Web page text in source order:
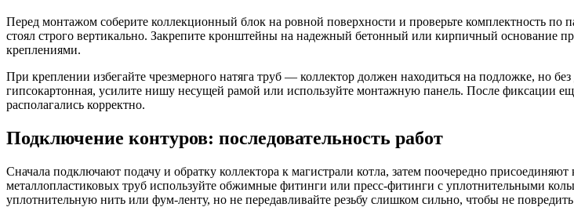
Перед монтажом соберите коллекционный блок на ровной поверхности и проверьте комплектность по
стоял строго вертикально. Закрепите кронштейны на надежный бетонный или кирпичный
креплениями.
При креплении избегайте чрезмерного натяга труб — коллектор должен находиться на подложке, но
гипсокартонная, усилите нишу несущей рамой или используйте монтажную панель. После фиксации
располагались корректно.
Подключение контуров: последовательность работ
Сначала подключают подачу и обратку коллектора к магистрали котла, затем поочередно
металлопластиковых труб используйте обжимные фитинги или пресс-фитинги с уплотнительными
уплотнительную нить или фум-ленту, но не передавливайте резьбу слишком сильно, чтобы не